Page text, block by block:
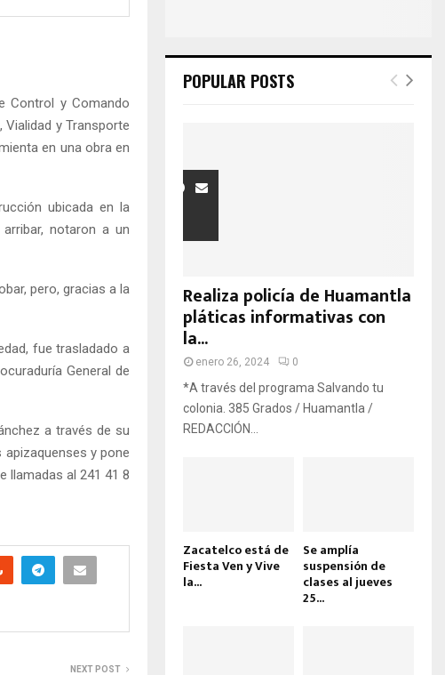
Control y Comando
Vialidad y Transporte
en una obra en
ubicada en la
notaron a un
pero, gracias a la
fue trasladado a
General de
a través de su
y pone
llamadas al 241 41 8
NEXT POST
POPULAR POSTS
Realiza policía de Huamantla
pláticas informativas con
la...
enero 26, 2024 0
*A través del programa Salvando tu
colonia. 385 Grados / Huamantla /
REDACCIÓN...
Zacatelco está de
Fiesta Ven y Vive
la...
Se amplía
suspensión de
clases al jueves
25...